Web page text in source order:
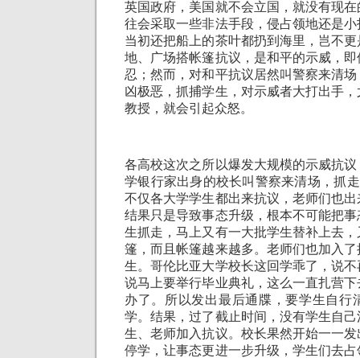
英国政府，美国就不会立国，就没有现
往会采取一些非法手段，侵占领地还是
当初还把船上的茶叶都扔到海里，岂不
地、广场搭帐篷抗议，是和平的示威，
忍；然而，对和平抗议居然叫警察来清
凶极恶，抓捕学生，对示威者大打出手
教授，就会引起众怒。
各高校这次之所以爆发大规模的示威抗
学银行家出身的校长叫警察来清场，抓
不仅各大学学生都出来抗议，老师们也
结果只是导致事态升级，根本不可能把
生抓走，马上又有一大批学生替补上去
篷，而且帐篷越来越多。老师们也加入
生。哥伦比亚大学校长这回学乖了，说
说马上要举行毕业典礼，这么一直扎营
办了。所以发出最后通牒，要学生自行
学。结果，过了截止时间，没有学生自
生、老师加入抗议。校长果然开始一一
停学，让事态更进一步升级，学生们去